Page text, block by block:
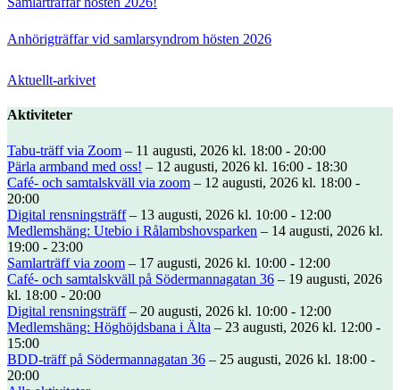
Anhörigträffar vid samlarsyndrom hösten 2026
Aktuellt-arkivet
Aktiviteter
Tabu-träff via Zoom – 11 augusti, 2026 kl. 18:00 - 20:00
Pärla armband med oss! – 12 augusti, 2026 kl. 16:00 - 18:30
Café- och samtalskväll via zoom – 12 augusti, 2026 kl. 18:00 -
20:00
Digital rensningsträff– 13 augusti, 2026 kl. 10:00 - 12:00
Medlemshäng: Utebio i Rålambshovsparken – 14 augusti, 2026 kl.
19:00 - 23:00
Samlarträff via zoom – 17 augusti, 2026 kl. 10:00 - 12:00
Café- och samtalskväll på Södermannagatan 36 – 19 augusti, 2026
kl. 18:00 - 20:00
Digital rensningsträff– 20 augusti, 2026 kl. 10:00 - 12:00
Medlemshäng: Höghöjdsbana i Älta – 23 augusti, 2026 kl. 12:00 -
15:00
BDD-träff på Södermannagatan 36 – 25 augusti, 2026 kl. 18:00 -
20:00